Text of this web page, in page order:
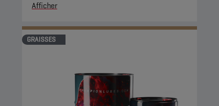
Afficher
GRAISSES